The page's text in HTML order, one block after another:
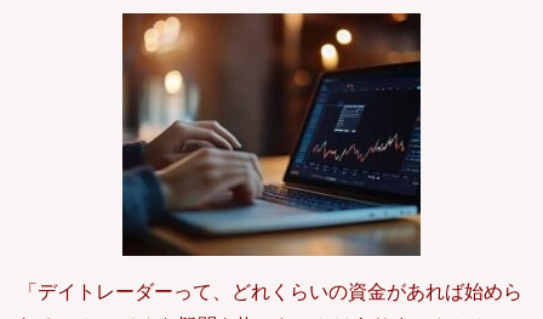
「デイトレーダーって、どれくらいの資金があれば始めら